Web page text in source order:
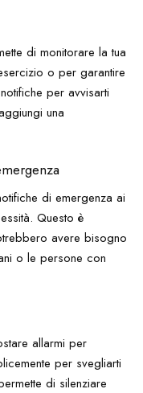
di monitorare la tua
o per garantire
per avvisarti
una
di emergenza ai
Questo è
avere bisogno
o le persone con
allarmi per
per svegliarti
di silenziare